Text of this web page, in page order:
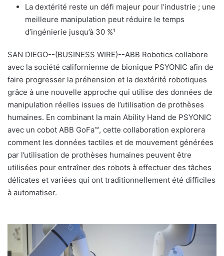
r
r
i
l
La dextérité reste un défi majeur pour l’industrie ; une
meilleure manipulation peut réduire le temps
d’ingénierie jusqu’à 30 %¹
SAN DIEGO--(BUSINESS WIRE)--ABB Robotics collabore
avec la société californienne de bionique PSYONIC afin de
faire progresser la préhension et la dextérité robotiques
grâce à une nouvelle approche qui utilise des données de
manipulation réelles issues de l’utilisation de prothèses
humaines. En combinant la main Ability Hand de PSYONIC
avec un cobot ABB GoFa™, cette collaboration explorera
comment les données tactiles et de mouvement générées
par l’utilisation de prothèses humaines peuvent être
utilisées pour entraîner des robots à effectuer des tâches
délicates et variées qui ont traditionnellement été difficiles
à automatiser.